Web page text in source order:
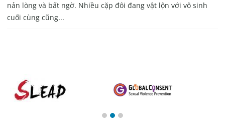
nản lòng và bất ngờ. Nhiều cặp đôi đang vật lộn với vô sinh
cuối cùng cũng...